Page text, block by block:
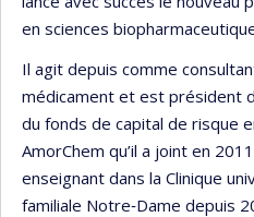
en sciences
Il agit depuis comme
médicament et est président
du fonds de capital de risque
AmorChem qu’il a joint en
enseignant dans la Clinique
familiale Notre‐Dame depuis